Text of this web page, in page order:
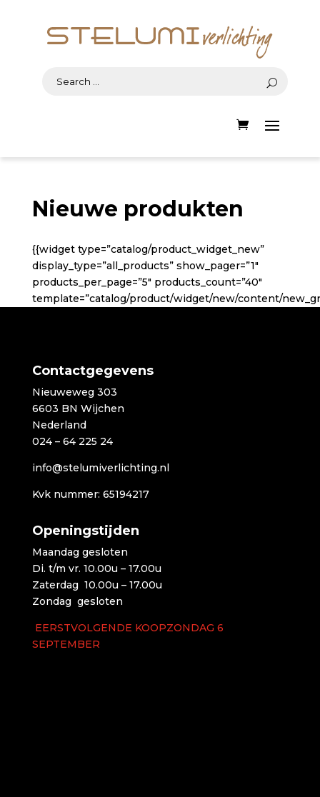
Nieuwe produkten
{{widget type=”catalog/product_widget_new”
display_type=”all_products” show_pager=”1″
products_per_page=”5″ products_count=”40″
template=”catalog/product/widget/new/content/
Contactgegevens
Nieuweweg 303
6603 BN Wijchen
Nederland
024 – 64 225 24
info@stelumiverlichting.nl
Kvk nummer: 65194217
Openingstijden
Maandag gesloten
Di. t/m vr. 10.00u – 17.00u
Zaterdag 10.00u – 17.00u
Zondag gesloten
EERSTVOLGENDE KOOPZONDAG 6
SEPTEMBER